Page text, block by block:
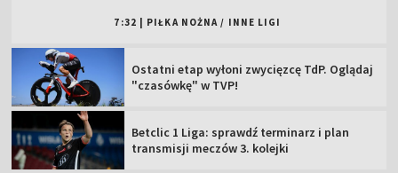
7:32 PIŁKA NOŻNA / INNE LIGI
Ostatni etap wyłoni zwycięzcę TdP. Oglądaj
"czasówkę" w TVP!
Betclic 1 Liga: sprawdź terminarz i plan
transmisji meczów 3. kolejki